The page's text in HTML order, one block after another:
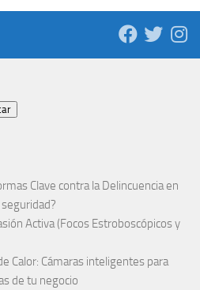
Clave contra la Delincuencia en
seguridad?
Activa (Focos Estroboscópicos y
Calor: Cámaras inteligentes para
de tu negocio